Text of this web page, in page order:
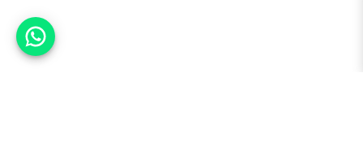
אפשר לעזור?